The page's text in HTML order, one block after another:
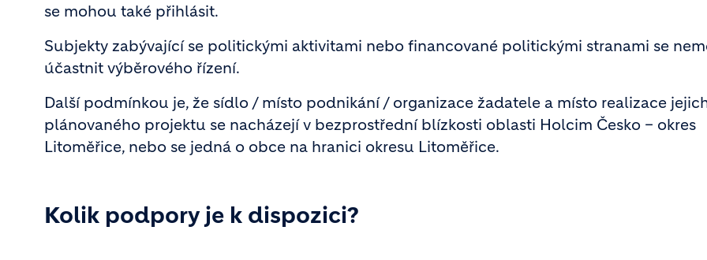
se mohou také přihlásit.
Subjekty zabývající se politickými aktivitami nebo financované politickými stranami se
účastnit výběrového řízení.
Další podmínkou je, že sídlo / místo podnikání / organizace žadatele a místo realizace
plánovaného projektu se nacházejí v bezprostřední blízkosti oblasti Holcim Česko – okres
Litoměřice, nebo se jedná o obce na hranici okresu Litoměřice.
Kolik podpory je k dispozici?